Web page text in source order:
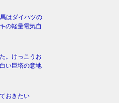
はダイハツの
の軽量電気自
。けっこうお
い巨塔の意地
おきたい